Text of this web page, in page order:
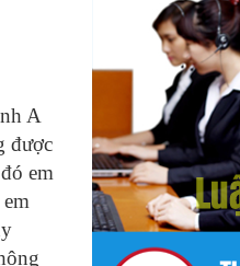
A
được
em